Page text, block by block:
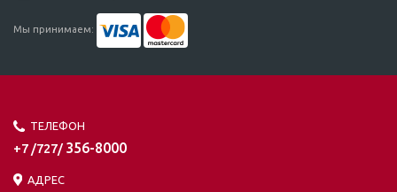
Мы принимаем:
ТЕЛЕФОН
+7 /727/ 356-8000
АДРЕС